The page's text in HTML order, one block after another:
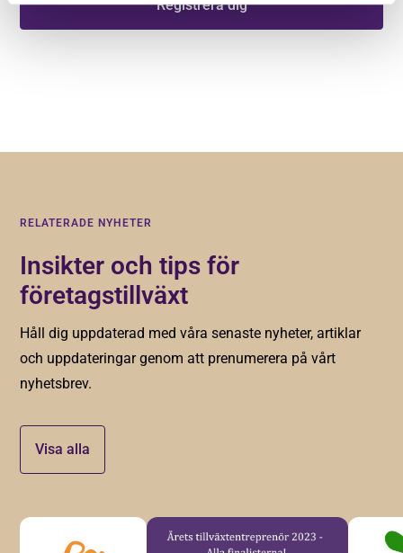
RELATERADE NYHETER
Insikter och tips för
företagstillväxt
Håll dig uppdaterad med våra senaste nyheter, artiklar
och uppdateringar genom att prenumerera på vårt
nyhetsbrev.
Visa alla